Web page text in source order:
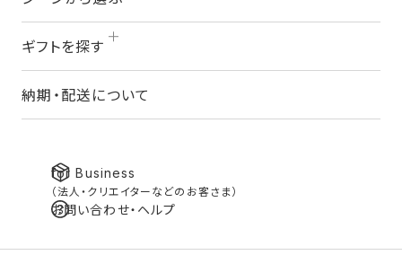
ギフトを探す
納期・配送について
for Business
（法人・クリエイターなどのお客さま）
お問い合わせ・ヘルプ